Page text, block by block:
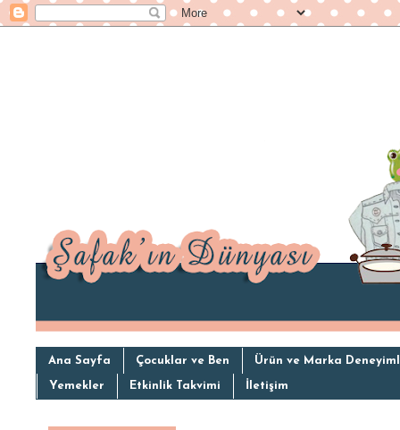
Ana Sayfa Çocuklar ve Ben Ürün ve Marka
Yemekler Etkinlik Takvimi İletişim